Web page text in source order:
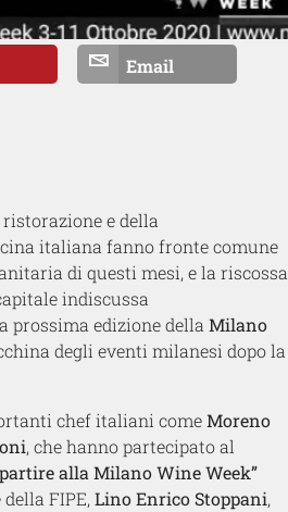
Email
e della
italiana fanno fronte comune
di questi mesi, e la riscossa
indiscussa
prossima edizione della Milano
degli eventi milanesi dopo la
chef italiani comeMoreno
, che hanno partecipato al
alla Milano Wine Week”
FIPE, Lino Enrico Stoppani,